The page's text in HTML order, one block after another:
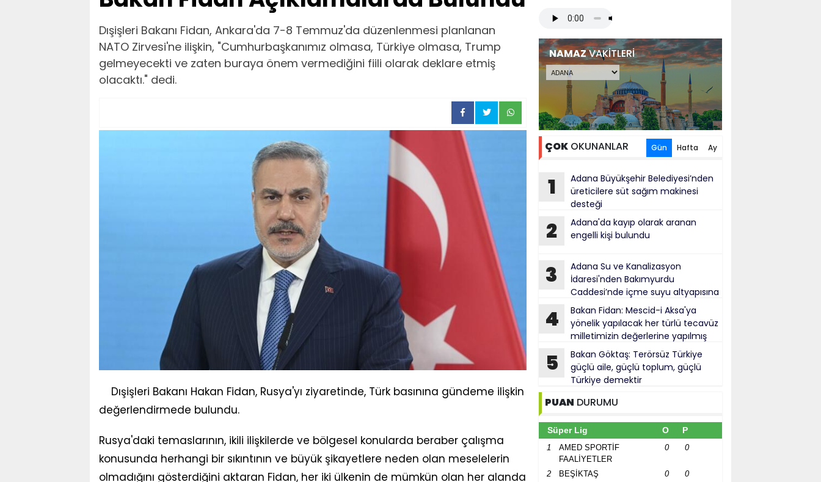
Dışişleri Bakanı Fidan, Ankara'da 7-8 Temmuz'da düzenlenmesi planlanan
NATO Zirvesi'ne ilişkin, "Cumhurbaşkanımız olmasa, Türkiye olmasa, Trump
gelmeyecekti ve zaten buraya önem vermediğini fiili olarak deklare etmiş
olacaktı." dedi.
Dışişleri Bakanı Hakan Fidan, Rusya'yı ziyaretinde, Türk basınına gündeme ilişkin
değerlendirmede bulundu.
Rusya'daki temaslarının, ikili ilişkilerde ve bölgesel konularda beraber çalışma
konusunda herhangi bir sıkıntının ve büyük şikayetlere neden olan meselelerin
olmadığını gösterdiğini aktaran Fidan, her iki ülkenin de mümkün olan her alanda
NAMAZVAKİTLERİ
ÇOK OKUNANLAR Gün Hafta Ay
1
Adana Büyükşehir Belediyesi’nden
üreticilere süt sağım makinesi
desteği
2
Adana'da kayıp olarak aranan
engelli kişi bulundu
3
Adana Su ve Kanalizasyon
İdaresi'nden Bakımyurdu
Caddesi’nde içme suyu altyapısına
4
Bakan Fidan: Mescid-i Aksa'ya
yönelik yapılacak her türlü tecavüz
milletimizin değerlerine yapılmış
kabul ediliyor
5
Bakan Göktaş: Terörsüz Türkiye
güçlü aile, güçlü toplum, güçlü
Türkiye demektir
PUAN DURUMU
Süper Lig O P
1
AMED SPORTİF
FAALİYETLER
0 0
2 BEŞİKTAŞ 0
0